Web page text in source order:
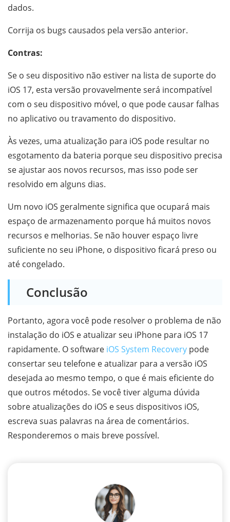
dados.
Corrija os bugs causados ​​pela versão anterior.
Contras:
Se o seu dispositivo não estiver na lista de suporte do
iOS 17, esta versão provavelmente será incompatível
com o seu dispositivo móvel, o que pode causar falhas
no aplicativo ou travamento do dispositivo.
Às vezes, uma atualização para iOS pode resultar no
esgotamento da bateria porque seu dispositivo precisa
se ajustar aos novos recursos, mas isso pode ser
resolvido em alguns dias.
Um novo iOS geralmente significa que ocupará mais
espaço de armazenamento porque há muitos novos
recursos e melhorias. Se não houver espaço livre
suficiente no seu iPhone, o dispositivo ficará preso ou
até congelado.
Conclusão
Portanto, agora você pode resolver o problema de não
instalação do iOS e atualizar seu iPhone para iOS 17
rapidamente. O software iOS System Recovery pode
consertar seu telefone e atualizar para a versão iOS
desejada ao mesmo tempo, o que é mais eficiente do
que outros métodos. Se você tiver alguma dúvida
sobre atualizações do iOS e seus dispositivos iOS,
escreva suas palavras na área de comentários.
Responderemos o mais breve possível.